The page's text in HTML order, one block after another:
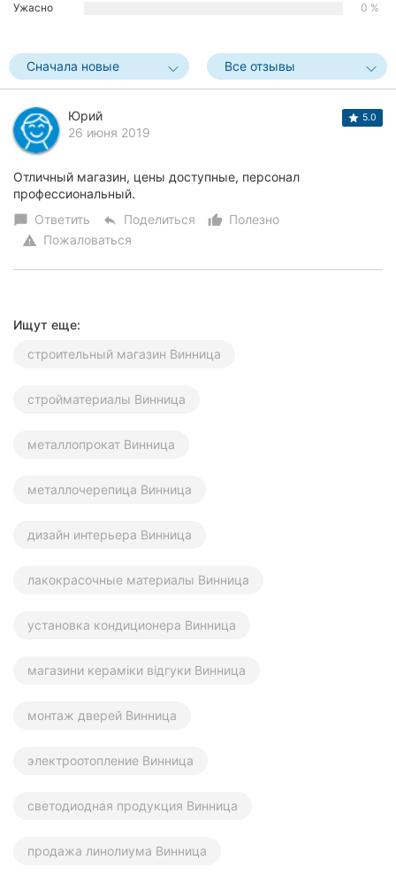
Херсон
Чернигов
Черкассы
Сумы
Ивано-
Ужгород
Ужасно
0 %
Сначала новые Все отзывы
Юрий
26 июня 2019
5.0
Отличный магазин, цены доступные, персонал
профессиональный.
chat_bubble Ответить reply Поделиться thumb_up_alt
Полезно
warning Пожаловаться
Ищут еще:
строительный магазин Винница
стройматериалы Винница
металлопрокат Винница
металлочерепица Винница
дизайн интерьера Винница
лакокрасочные материалы Винница
установка кондиционера Винница
магазини кераміки відгуки Винница
монтаж дверей Винница
электроотопление Винница
светодиодная продукция Винница
продажа линолиума Винница